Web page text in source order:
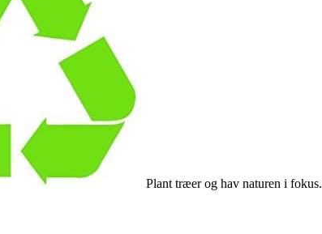
Plant træer og hav naturen i fokus.